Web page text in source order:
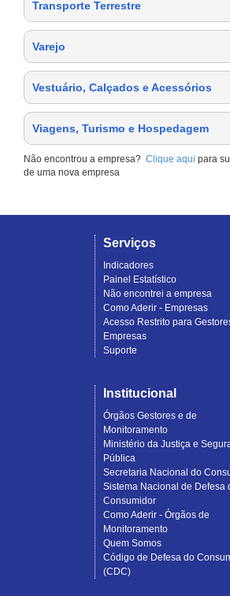
Transporte Terrestre
Varejo
Vestuário, Calçados e Acessórios
Viagens, Turismo e Hospedagem
Não encontrou a empresa? Clique aqui para
de uma nova empresa
Serviços
Indicadores
Painel Estatístico
Não encontrei a empresa
Como Aderir - Empresas
Acesso Restrito para
Empresas
Suporte
Institucional
Órgãos Gestores e de
Monitoramento
Ministério da Justiça e
Pública
Secretaria Nacional do
Sistema Nacional de Defesa
Consumidor
Como Aderir - Órgãos de
Monitoramento
Quem Somos
Código de Defesa do
(CDC)